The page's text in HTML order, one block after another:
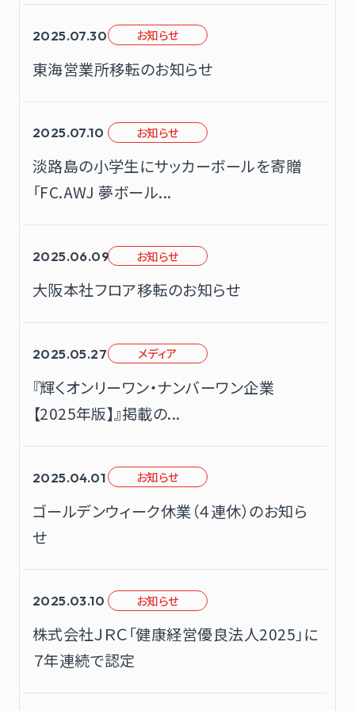
2025.07.30 お知らせ
東海営業所移転のお知らせ
2025.07.10 お知らせ
淡路島の小学生にサッカーボールを寄贈
「FC.AWJ 夢ボール...
2025.06.09 お知らせ
大阪本社フロア移転のお知らせ
2025.05.27 メディア
『輝くオンリーワン・ナンバーワン企業
【2025年版】』掲載の...
2025.04.01 お知らせ
ゴールデンウィーク休業（４連休）のお知ら
せ
2025.03.10 お知らせ
株式会社ＪＲＣ「健康経営優良法人2025」に
７年連続で認定